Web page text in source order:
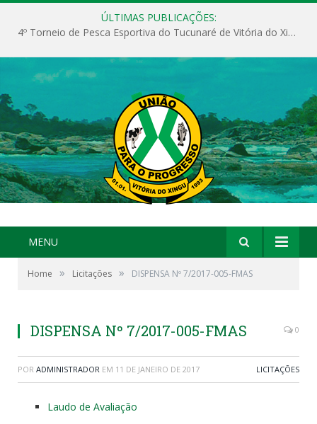
ÚLTIMAS PUBLICAÇÕES:
4º Torneio de Pesca Esportiva do Tucunaré de Vitória do Xingu
MENU
Home » Licitações » DISPENSA Nº 7/2017-005-FMAS
DISPENSA Nº 7/2017-005-FMAS 0
POR ADMINISTRADOR EM 11 DE JANEIRO DE 2017 LICITAÇÕES
Laudo de Avaliação